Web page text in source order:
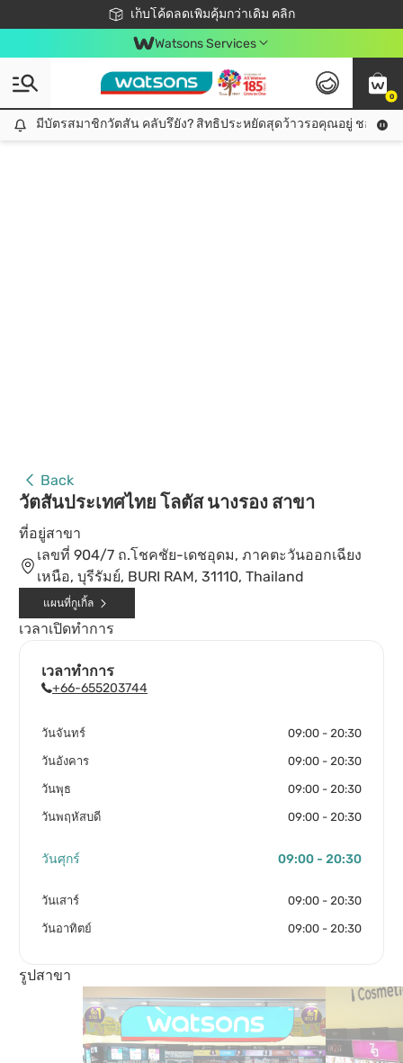
เก็บโค้ดลดเพิ่มคุ้มกว่าเดิม คลิก
ชอปออนไลน์ครั้งแรก ลดเพิ่มจุก ๆ 10%! 🎉
📦ส่งฟรี! เมื่อชอป 499฿
สมาชิกวัตสัน คลับดียังไง?
Watsons Services
0
มีบัตรสมาชิกวัตสัน คลับรึยัง? สิทธิประหยัดสุดว้าวรอคุณอยู่ ชอปคุ้มกว่าเดิม คลิก!
มีบัตรสมาชิกวัตสัน คลับรึยัง? สิทธิประหยัดสุดว้าวรอคุณอยู่ ชอปคุ้มก
Back
วัตสันประเทศไทย โลตัส นางรอง สาขา
ที่อยู่สาขา
เลขที่ 904/7 ถ.โชคชัย-เดชอุดม, ภาคตะวันออกเฉียง
เหนือ, บุรีรัมย์, BURI RAM, 31110, Thailand
แผนที่กูเกิ้ล
เวลาเปิดทำการ
เวลาทำการ
+66-655203744
วันจันทร์ 09:00 - 20:30
วันอังคาร 09:00 - 20:30
วันพุธ 09:00 - 20:30
วันพฤหัสบดี 09:00 - 20:30
วันศุกร์ 09:00 - 20:30
วันเสาร์ 09:00 - 20:30
วันอาทิตย์ 09:00 - 20:30
รูปสาขา